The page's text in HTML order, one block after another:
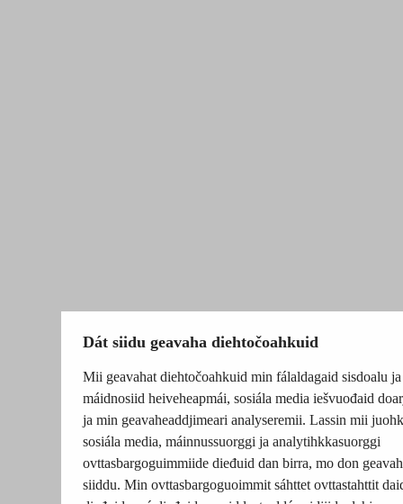
Dát siidu geavaha diehtočoahkuid
Mii geavahat diehtočoahkuid min fálaldagaid sisdoalu ja
máidnosiid heiveheapmái, sosiála media iešvuođaid
ja min geavaheaddjimeari analyseremii. Lassin mii
sosiála media, máinnussuorggi ja analytihkkasuorggi
ovttasbargoguimmiide dieđuid dan birra, mo don
siiddu. Min ovttasbargoguoimmit sáhttet ovttastahttit